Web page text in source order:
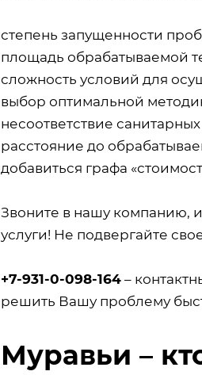
степень запущенности
площадь обрабатываемой
сложность условий для
выбор оптимальной
несоответствие
расстояние до
добавиться графа
Звоните в нашу компанию,
услуги! Не подвергайте
+7-931-0-098-164 –
решить Вашу проблему
Муравьи –